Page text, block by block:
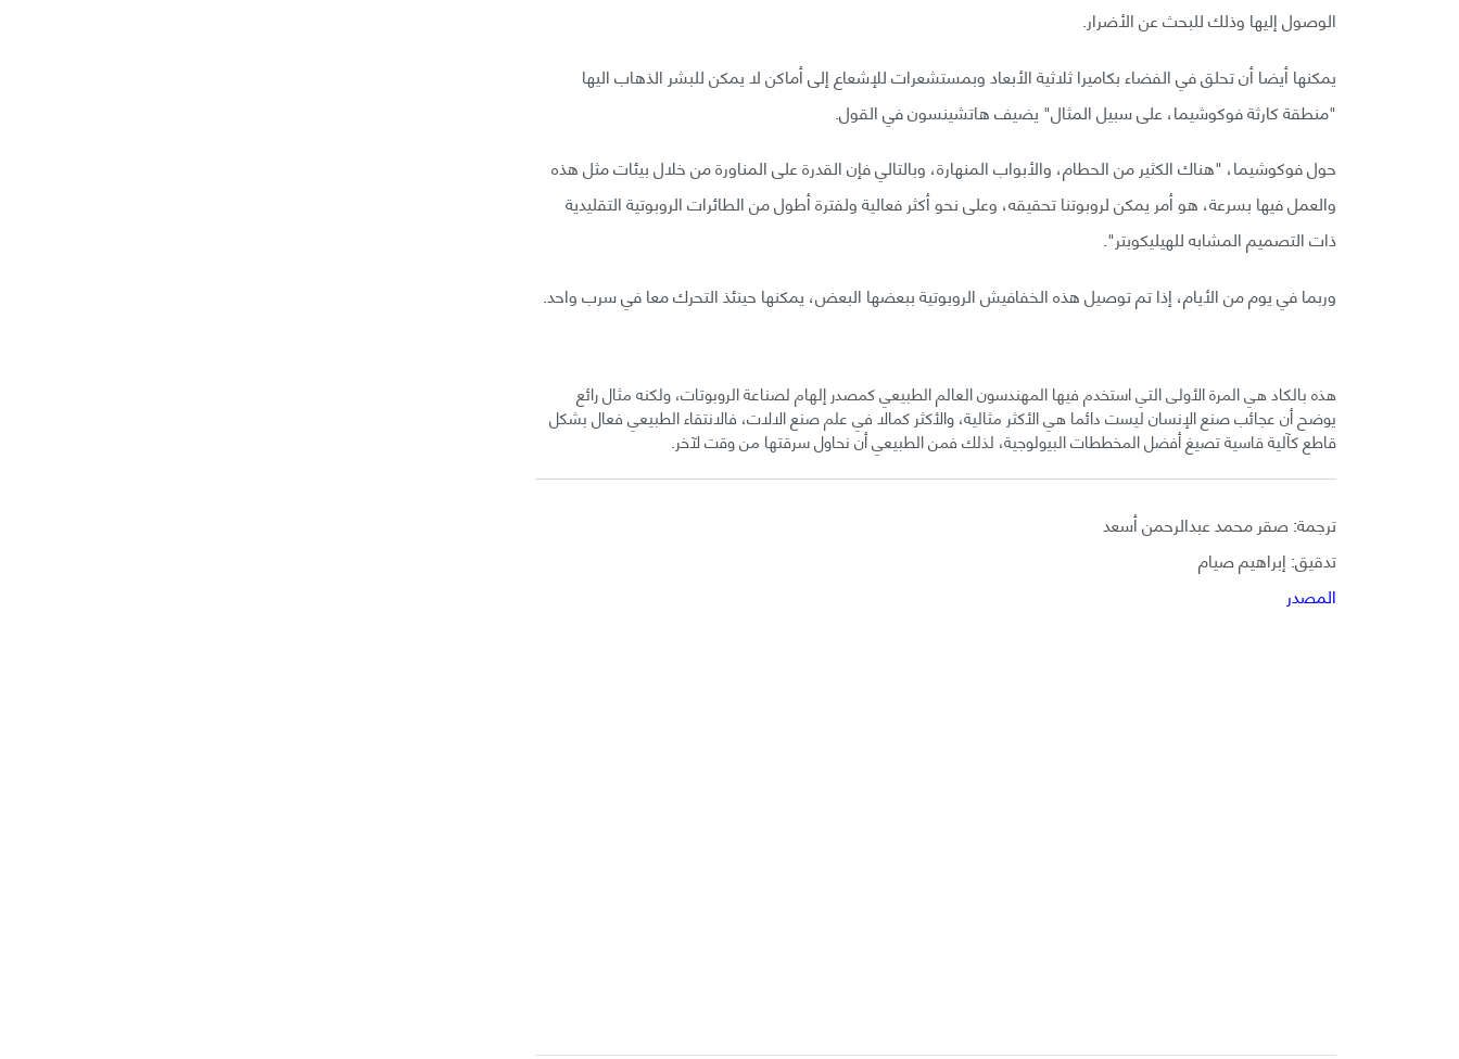
الوصول إليها وذلك للبحث عن الأضرار.
يمكنها أيضا أن تحلق في الفضاء بكاميرا ثلاثية الأبعاد وبمستشعرات للإشعاع إلى أماكن لا يمكن للبشر الذهاب اليها
"منطقة كارثة فوكوشيما، على سبيل المثال" يضيف هاتشينسون في القول.
حول فوكوشيما، "هناك الكثير من الحطام، والأبواب المنهارة، وبالتالي فإن القدرة على المناورة من خلال بيئات مثل هذه
والعمل فيها بسرعة، هو أمر يمكن لروبوتنا تحقيقه، وعلى نحو أكثر فعالية ولفترة أطول من الطائرات الروبوتية التقليدية
ذات التصميم المشابه للهيليكوبتر".
وربما في يوم من الأيام، إذا تم توصيل هذه الخفافيش الروبوتية ببعضها البعض، يمكنها حينئذ التحرك معا في سرب واحد.
هذه بالكاد هي المرة الأولى التي استخدم فيها المهندسون العالم الطبيعي كمصدر إلهام لصناعة الروبوتات، ولكنه مثال رائع
يوضح أن عجائب صنع الإنسان ليست دائما هي الأكثر مثالية، والأكثر كمالا في علم صنع الالات، فالانتقاء الطبيعي فعال بشكل
قاطع كآلية قاسية تصيغ أفضل المخططات البيولوجية، لذلك فمن الطبيعي أن نحاول سرقتها من وقت لآخر.
ترجمة: صقر محمد عبدالرحمن أسعد
تدقيق: إبراهيم صيام
المصدر